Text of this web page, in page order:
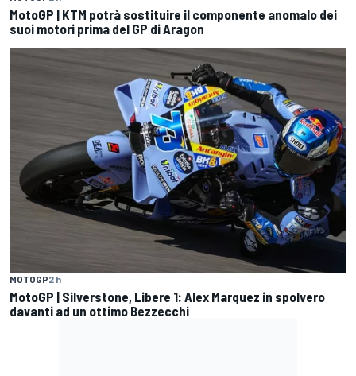
MotoGP | KTM potrà sostituire il componente anomalo dei
suoi motori prima del GP di Aragon
MOTOGP2 h
MotoGP | Silverstone, Libere 1: Alex Marquez in spolvero
davanti ad un ottimo Bezzecchi